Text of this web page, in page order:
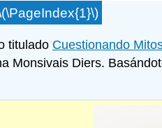
titulado Cuestionando
Monsivais Diers.